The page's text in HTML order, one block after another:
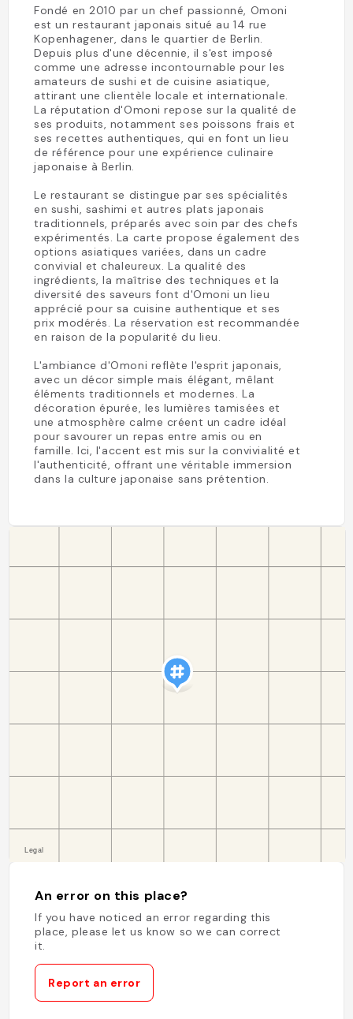
Fondé en 2010 par un chef passionné, Omoni
est un restaurant japonais situé au 14 rue
Kopenhagener, dans le quartier de Berlin.
Depuis plus d'une décennie, il s'est imposé
comme une adresse incontournable pour les
amateurs de sushi et de cuisine asiatique,
attirant une clientèle locale et internationale.
La réputation d'Omoni repose sur la qualité de
ses produits, notamment ses poissons frais et
ses recettes authentiques, qui en font un lieu
de référence pour une expérience culinaire
japonaise à Berlin.
Le restaurant se distingue par ses spécialités
en sushi, sashimi et autres plats japonais
traditionnels, préparés avec soin par des chefs
expérimentés. La carte propose également des
options asiatiques variées, dans un cadre
convivial et chaleureux. La qualité des
ingrédients, la maîtrise des techniques et la
diversité des saveurs font d'Omoni un lieu
apprécié pour sa cuisine authentique et ses
prix modérés. La réservation est recommandée
en raison de la popularité du lieu.
L'ambiance d'Omoni reflète l'esprit japonais,
avec un décor simple mais élégant, mêlant
éléments traditionnels et modernes. La
décoration épurée, les lumières tamisées et
une atmosphère calme créent un cadre idéal
pour savourer un repas entre amis ou en
famille. Ici, l'accent est mis sur la convivialité et
l'authenticité, offrant une véritable immersion
dans la culture japonaise sans prétention.
An error on this place?
If you have noticed an error regarding this
place, please let us know so we can correct
it.
Report an error